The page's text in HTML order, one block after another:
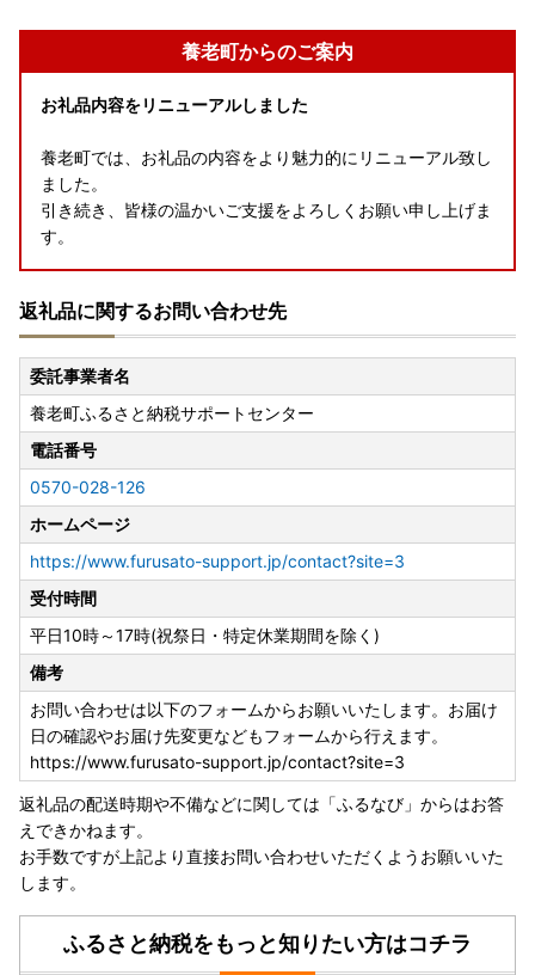
養老町からのご案内
お礼品内容をリニューアルしました
養老町では、お礼品の内容をより魅力的にリニューアル致し
ました。
引き続き、皆様の温かいご支援をよろしくお願い申し上げま
す。
返礼品に関するお問い合わせ先
委託事業者名
養老町ふるさと納税サポートセンター
電話番号
0570-028-126
ホームページ
https://www.furusato-support.jp/contact?site=3
受付時間
平日10時～17時(祝祭日・特定休業期間を除く)
備考
お問い合わせは以下のフォームからお願いいたします。お届け
日の確認やお届け先変更などもフォームから行えます。
https://www.furusato-support.jp/contact?site=3
返礼品の配送時期や不備などに関しては「ふるなび」からはお答
えできかねます。
お手数ですが上記より直接お問い合わせいただくようお願いいた
します。
ふるさと納税をもっと知りたい方はコチラ